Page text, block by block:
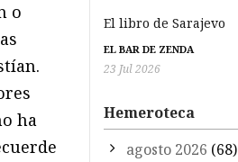
o
ha
El libro de Sarajevo
EL BAR DE ZENDA
23 Jul 2026
Hemeroteca
agosto 2026 (68)